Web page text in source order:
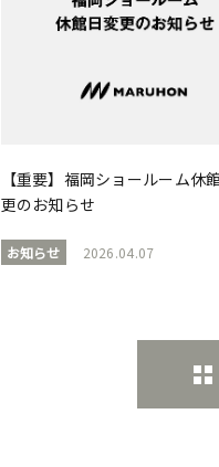
【重要】福岡ショールーム休
更のお知らせ
お知らせ 2026.04.07